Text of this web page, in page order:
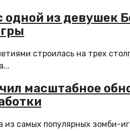
одной из девушек
строилась на трех
масштабное
самых популярных зомби-